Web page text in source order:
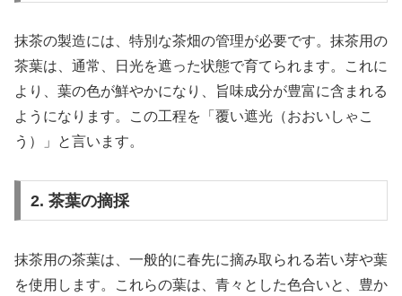
抹茶の製造には、特別な茶畑の管理が必要です。抹茶用の
茶葉は、通常、日光を遮った状態で育てられます。これに
より、葉の色が鮮やかになり、旨味成分が豊富に含まれる
ようになります。この工程を「覆い遮光（おおいしゃこ
う）」と言います。
2. 茶葉の摘採
抹茶用の茶葉は、一般的に春先に摘み取られる若い芽や葉
を使用します。これらの葉は、青々とした色合いと、豊か